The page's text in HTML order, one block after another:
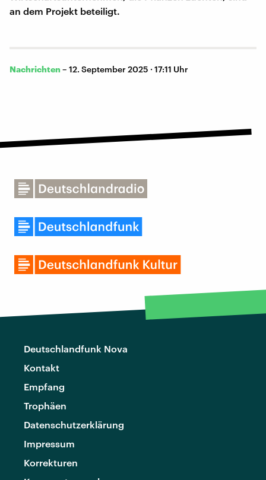
an dem Projekt beteiligt.
Nachrichten – 12. September 2025 · 17:11 Uhr
Deutschlandfunk Nova
Kontakt
Empfang
Trophäen
Datenschutzerklärung
Impressum
Korrekturen